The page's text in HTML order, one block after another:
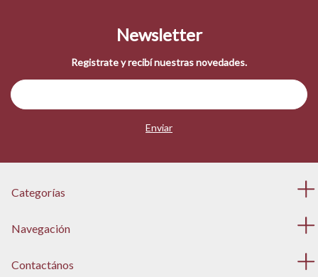
Newsletter
Registrate y recibí nuestras novedades.
Categorías
Navegación
Contactános